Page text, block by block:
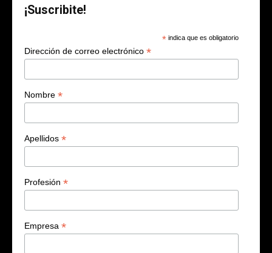
¡Suscribite!
* indica que es obligatorio
Dirección de correo electrónico *
Nombre *
Apellidos *
Profesión *
Empresa *